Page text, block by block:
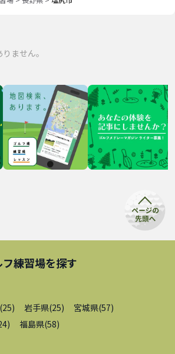
ません。
フ練習場を探す
(25) 岩手県(25) 宮城県(57)
) 福島県(58)